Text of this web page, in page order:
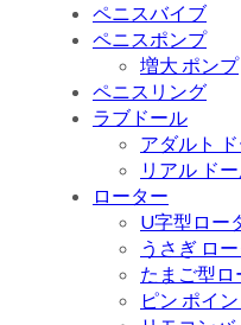
ペニスバイブ
ペニスポンプ
増大 ポンプ
ペニスリング
ラブドール
アダルト
リアル ド
ローター
U字型ロー
うさぎ ロ
たまご型ロ
ピン ポイ